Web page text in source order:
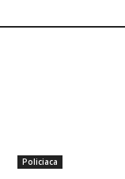
Policiaca